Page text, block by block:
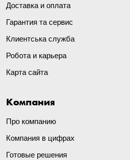
Доставка и оплата
Гарантия та сервис
Клиентська служба
Робота и карьера
Карта сайта
Компания
Про компанию
Компания в цифрах
Готовые решения